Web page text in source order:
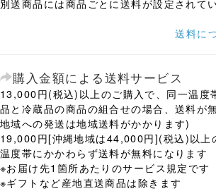
別送商品には商品ごとに送料が設定されて
送料に
購入金額による送料サービス
13,000円(税込)以上のご購入で、同一温度
品と冷蔵品の商品の組合せの場合、送料が
地域への発送は地域送料がかかります)
19,000円[沖縄地域は44,000円](税込)以上
温度帯にかかわらず送料が無料になります
※お届け先1箇所あたりのサービス規定です
※ギフトなど産地直送商品は除きます